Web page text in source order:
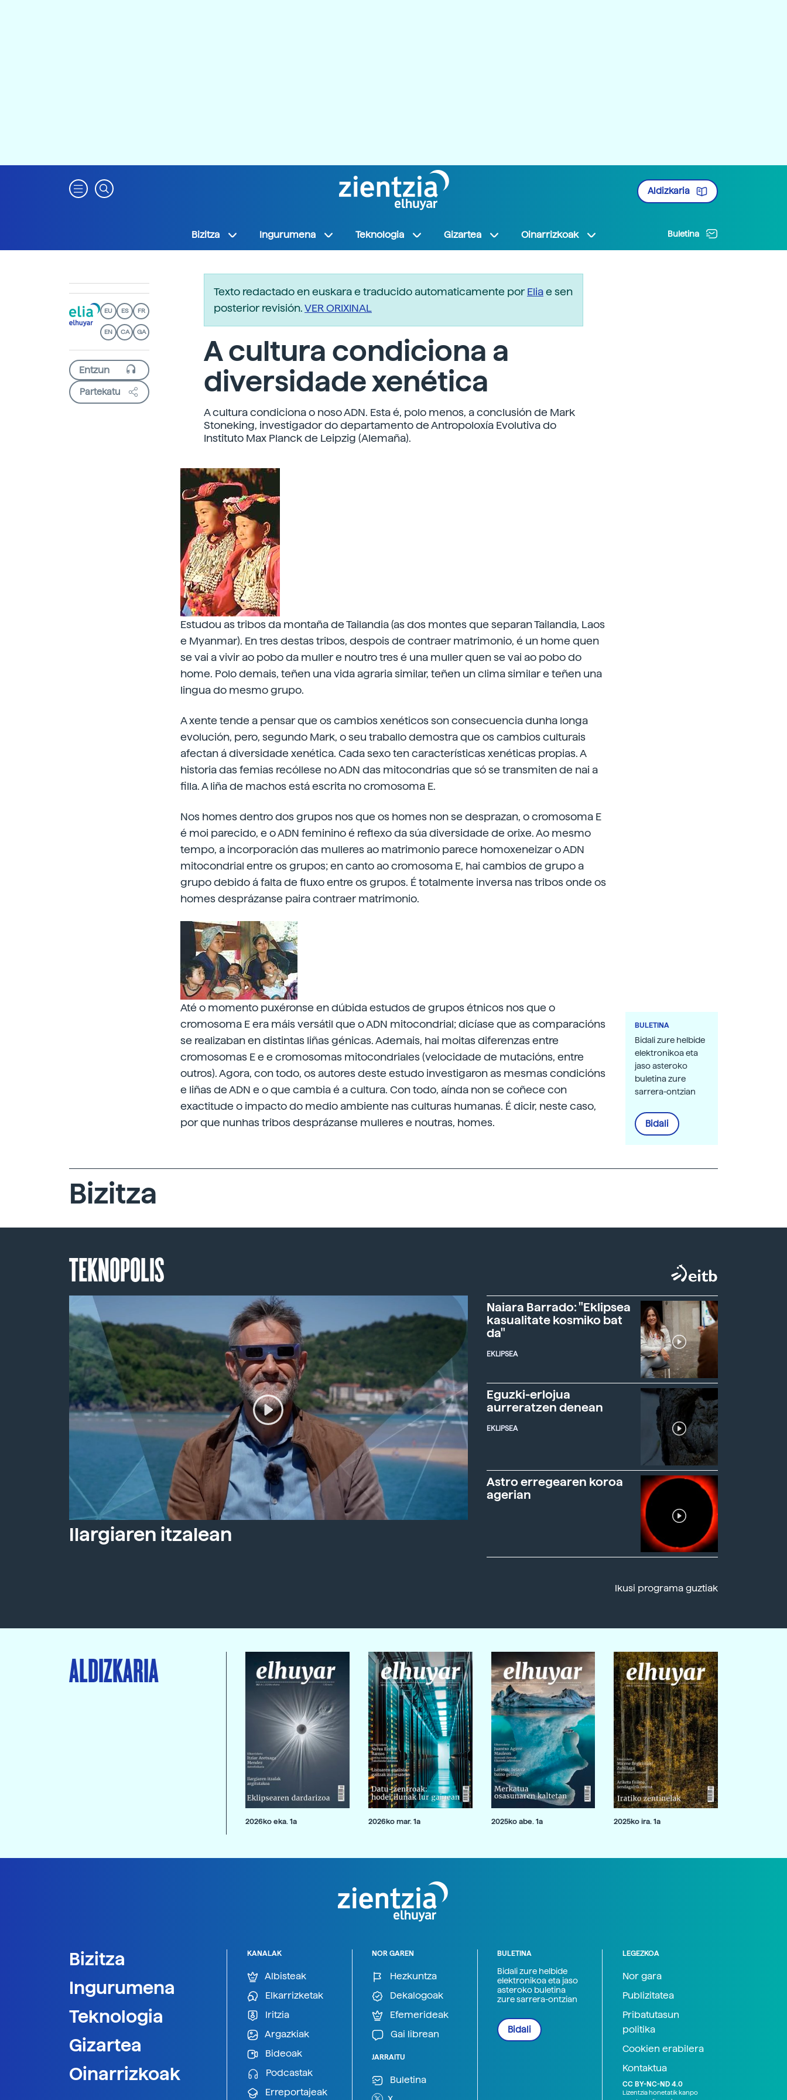
Aldizkaria
Bizitza Ingurumena Teknologia Gizartea Oinarrizkoak Buletina
EU ES FR
EN CA GA
Partekatu
Texto redactado en euskara e traducido automaticamente porEliae sen
posterior revisión.VER ORIXINAL
A cultura condiciona a
diversidade xenética
A cultura condiciona o noso ADN. Esta é, polo menos, a conclusión de Mark
Stoneking, investigador do departamento de Antropoloxía Evolutiva do
Instituto Max Planck de Leipzig (Alemaña).
Estudou as tribos da montaña de Tailandia (as dos montes que separan Tailandia, Laos
e Myanmar). En tres destas tribos, despois de contraer matrimonio, é un home quen
se vai a vivir ao pobo da muller e noutro tres é una muller quen se vai ao pobo do
home. Polo demais, teñen una vida agraria similar, teñen un clima similar e teñen una
lingua do mesmo grupo.
A xente tende a pensar que os cambios xenéticos son consecuencia dunha longa
evolución, pero, segundo Mark, o seu traballo demostra que os cambios culturais
afectan á diversidade xenética. Cada sexo ten características xenéticas propias. A
historia das femias recóllese no ADN das mitocondrias que só se transmiten de nai a
filla. A liña de machos está escrita no cromosoma E.
Nos homes dentro dos grupos nos que os homes non se desprazan, o cromosoma E
é moi parecido, e o ADN feminino é reflexo da súa diversidade de orixe. Ao mesmo
tempo, a incorporación das mulleres ao matrimonio parece homoxeneizar o ADN
mitocondrial entre os grupos; en canto ao cromosoma E, hai cambios de grupo a
grupo debido á falta de fluxo entre os grupos. É totalmente inversa nas tribos onde os
homes desprázanse paira contraer matrimonio.
Até o momento puxéronse en dúbida estudos de grupos étnicos nos que o
cromosoma E era máis versátil que o ADN mitocondrial; dicíase que as comparacións
se realizaban en distintas liñas génicas. Ademais, hai moitas diferenzas entre
cromosomas E e e cromosomas mitocondriales (velocidade de mutacións, entre
outros). Agora, con todo, os autores deste estudo investigaron as mesmas condicións
e liñas de ADN e o que cambia é a cultura. Con todo, aínda non se coñece con
exactitude o impacto do medio ambiente nas culturas humanas. É dicir, neste caso,
por que nunhas tribos desprázanse mulleres e noutras, homes.
BULETINA
Bidali zure helbide
elektronikoa eta
jaso asteroko
buletina zure
sarrera-ontzian
Bidali
Bizitza
TEKNOPOLIS
Ilargiaren itzalean
Naiara Barrado: "Eklipsea
kasualitate kosmiko bat
da"
EKLIPSEA
Eguzki-erlojua
aurreratzen denean
EKLIPSEA
Astro erregearen koroa
agerian
Ikusi programa guztiak
ALDIZKARIA
2026ko eka. 1a 2026ko mar. 1a 2025ko abe. 1a 2025ko ira. 1a
Bizitza
Ingurumena
Teknologia
Gizartea
Oinarrizkoak
KANALAK
Albisteak
Elkarrizketak
Iritzia
Argazkiak
Bideoak
Podcastak
Erreportajeak
NOR GAREN
Hezkuntza
Dekalogoak
Efemerideak
Gai librean
JARRAITU
Buletina
BULETINA
Bidali zure helbide
elektronikoa eta jaso
asteroko buletina
zure sarrera-ontzian
Bidali
LEGEZKOA
Nor gara
Publizitatea
Pribatutasun
politika
Cookien erabilera
Kontaktua
CC BY-NC-ND 4.0
Lizentzia honetatik kanpo